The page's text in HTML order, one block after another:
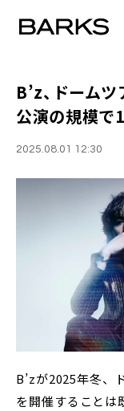
B’z、ドーム
公演の規模で
2025.08.01 12:30
B’zが2025年冬、
を開催することは